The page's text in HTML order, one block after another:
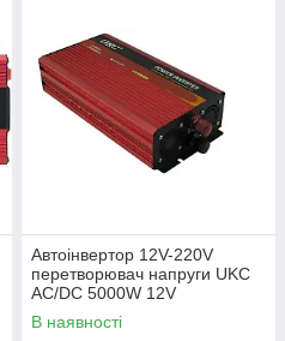
Автоінвертор 12V-220V
перетворювач напруги UKC
AC/DC 5000W 12V
В наявності